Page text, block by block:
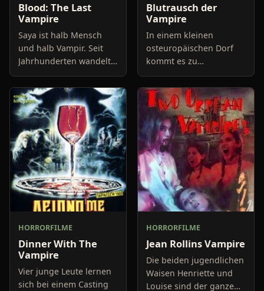
Blood: The Last
Vampire
Saya ist halb Mensch
und halb Vampir. Seit
Jahrhunderten wandelt
sie auf der Erde umher,
um Dämonen in
Menschengestallt zu
eliminieren. In den
1970er Jahren t
Blutrausch der
Vampire
In einem kleinen
osteuropäischen Dorf
kommt es zu
merkwürdigen
Begebenheiten. Seit vor
einem halben Jahr der
menschenscheue Prof.
von Adelsberg in das
leerst
HORRORFILME
Dinner With The
Vampire
Vier junge Leute lernen
sich bei einem Casting
HORRORFILME
Jean Rollins Vampire
Die beiden jugendlichen
Waisen Henriette und
Louise sind der ganze